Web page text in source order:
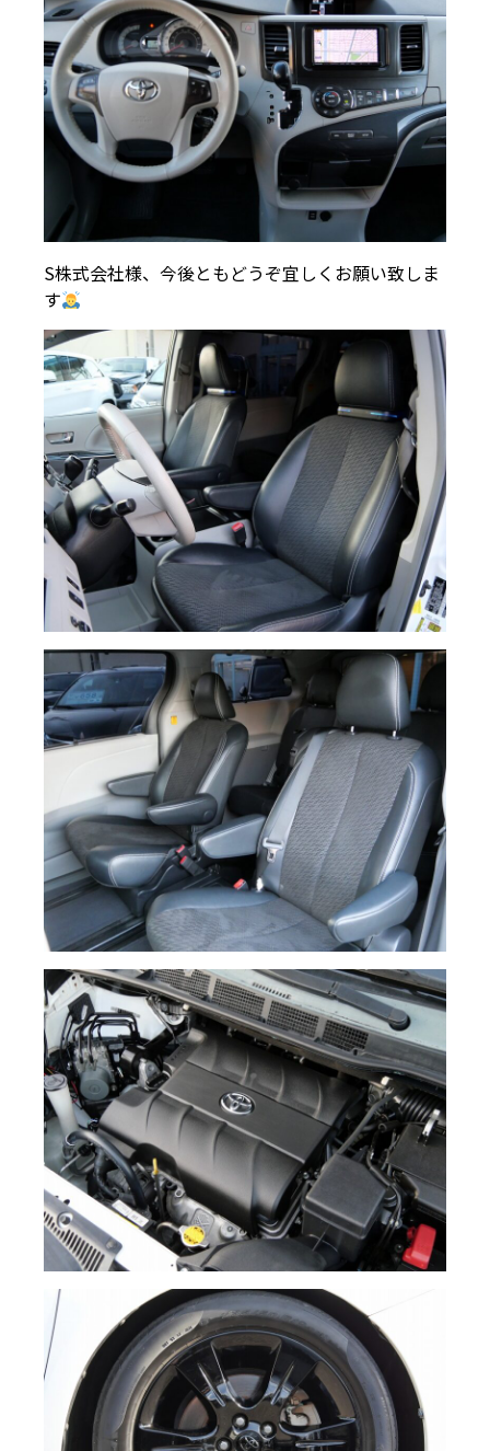
S株式会社様、今後ともどうぞ宜しくお願い致しま
す